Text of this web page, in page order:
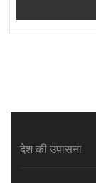
देश की उपासना